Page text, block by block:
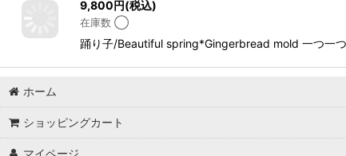
9,800円(税込)
在庫数 ◯
踊り子/Beautiful spring*Gingerbread mold 一つ一
ホーム
ショッピングカート